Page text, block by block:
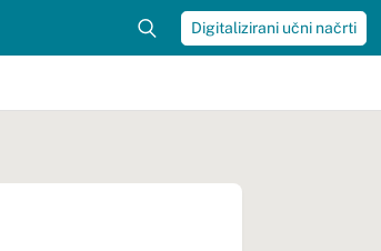
Digitalizirani učni načrti